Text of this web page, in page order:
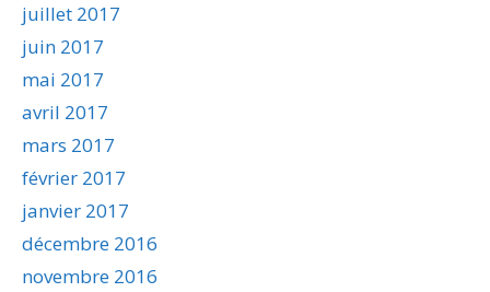
juillet 2017
juin 2017
mai 2017
avril 2017
mars 2017
février 2017
janvier 2017
décembre 2016
novembre 2016